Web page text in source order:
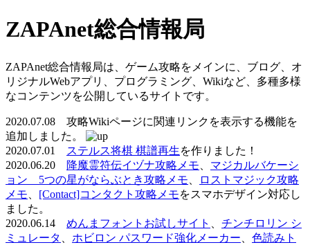
ZAPAnet総合情報局
ZAPAnet総合情報局は、ゲーム攻略をメインに、ブログ、オ
リジナルWebアプリ、プログラミング、Wikiなど、多種多様
なコンテンツを公開しているサイトです。
2020.07.08 攻略Wikiページに関連リンクを表示する機能を
追加しました。
2020.07.01
ステルス将棋 棋譜再生を作りました！
2020.06.20
降魔霊符伝イヅナ攻略メモ
マジカルバケーシ
ョン 5つの星がならぶとき攻略メモ
ロストマジック攻略
メモ
[Contact]コンタクト攻略メモをスマホデザイン対応し
ました。
2020.06.14 めんまフォントお試しサイト
チンチロリン シ
ミュレータ
ホビロン パスワード強化メーカー
色読みト